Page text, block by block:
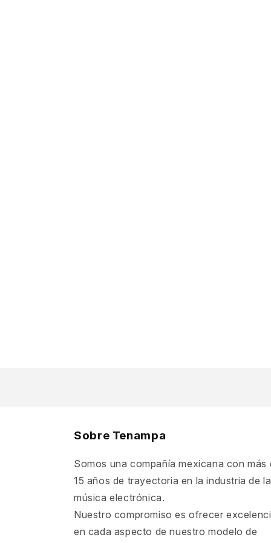
Sobre Tenampa
Somos una compañía mexicana con más
15 años de trayectoria en la industria de la
música electrónica.
Nuestro compromiso es ofrecer
en cada aspecto de nuestro modelo de